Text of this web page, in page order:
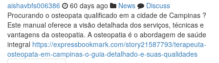
aishavbfs006386 60 days ago News
Discuss
Procurando o osteopata qualificado em a cidade de Campinas ?
Este manual oferece a visão detalhada dos serviços, técnicas e
vantagens da osteopatia. A osteopatia é o abordagem de saúde
integral https://expressbookmark.com/story21587793/terapeuta-
osteopata-em-campinas-o-guia-detalhado-e-suas-qualidades